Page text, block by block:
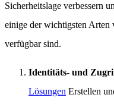
Sicherheitslage verbessern
einige der wichtigsten Arten
verfügbar sind.
Identitäts- und
Lösungen Erstellen